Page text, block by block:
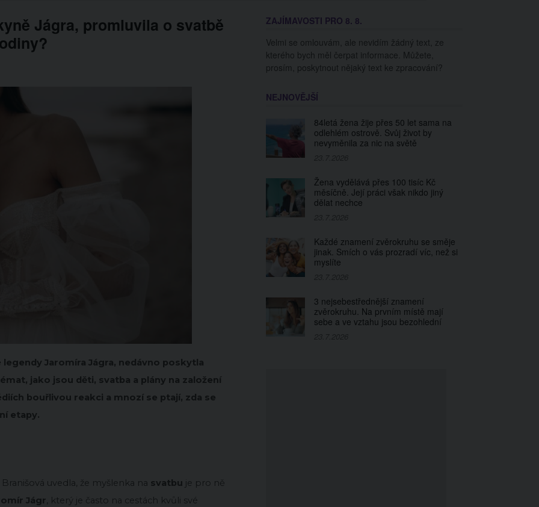
Jágra, promluvila o svatbě
Jaromíra Jágra, nedávno poskytla
jako jsou děti, svatba a plány na založení
bouřlivou reakci a mnozí se ptají, zda se
etapy.
uvedla, že myšlenka na svatbu je pro ně
Jágr, který je často na cestách kvůli své
ZAJÍMAVOSTI PRO 8. 8.
Velmi se omlouvám, ale nevidím žádný text, ze
kterého bych měl čerpat informace. Můžete,
prosím, poskytnout nějaký text ke zpracování?
NEJNOVĚJŠÍ
84letá žena žije přes 50 let sama na
odlehlém ostrově. Svůj život by
nevyměnila za nic na světě
Žena vydělává přes 100 tisíc Kč
měsíčně. Její práci však nikdo jiný
dělat nechce
Každé znamení zvěrokruhu se směje
jinak. Smích o vás prozradí víc, než si
myslíte
3 nejsebestřednější znamení
zvěrokruhu. Na prvním místě mají
sebe a ve vztahu jsou bezohlední